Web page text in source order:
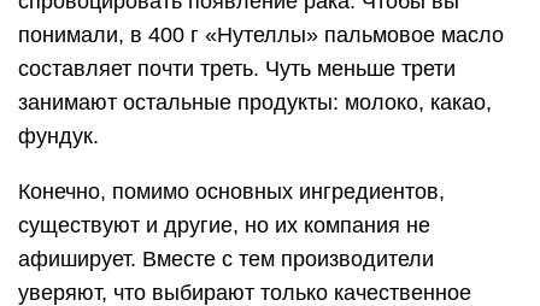
понимали, в 400 г «Нутеллы» пальмовое масло
составляет почти треть. Чуть меньше трети
занимают остальные продукты: молоко, какао,
фундук.
Конечно, помимо основных ингредиентов,
существуют и другие, но их компания не
афиширует. Вместе с тем производители
уверяют, что выбирают только качественное